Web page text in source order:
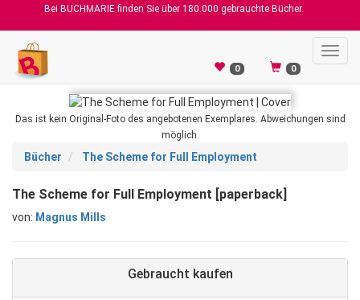
Bei BUCHMARIE finden Sie über 180.000 gebrauchte Bücher.
0 0
Das ist kein Original-Foto des angebotenen Exemplares. Abweichungen sind
möglich.
Bücher The Scheme for Full Employment
The Scheme for Full Employment [paperback]
von: Magnus Mills
Gebraucht kaufen